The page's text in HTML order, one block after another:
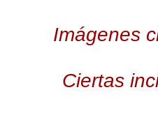
Imágenes
Ciertas